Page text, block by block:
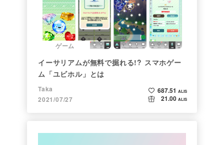
ゲーム
イーサリアムが無料で掘れる!? スマホゲー
ム「ユビホル」とは
Taka
2021/07/27
687.51 ALIS
21.00 ALIS